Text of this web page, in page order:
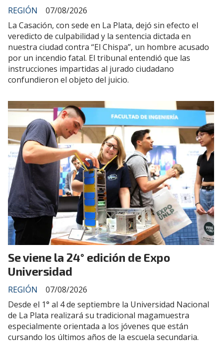
REGIÓN
07/08/2026
La Casación, con sede en La Plata, dejó sin efecto el
veredicto de culpabilidad y la sentencia dictada en
nuestra ciudad contra “El Chispa”, un hombre acusado
por un incendio fatal. El tribunal entendió que las
instrucciones impartidas al jurado ciudadano
confundieron el objeto del juicio.
Se viene la 24° edición de Expo
Universidad
REGIÓN
07/08/2026
Desde el 1° al 4 de septiembre la Universidad Nacional
de La Plata realizará su tradicional magamuestra
especialmente orientada a los jóvenes que están
cursando los últimos años de la escuela secundaria.